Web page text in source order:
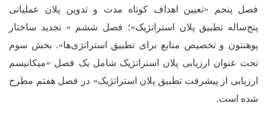
فصل پنجم «تعیین اهداف کوتاه مدت و تدوین پلان عملیاتی
پنج‌ساله تطبیق پلان استراتژیک»؛ فصل ششم « تجدید ساختار
پوهنتون و تخصیص منابع برای تطبیق استراتژی‌ها». بخش سوم
تحت عنوان ارزیابی پلان استراتژیک شامل یک فصل «میکانیسم
ارزیابی از پیشرفت تطبیق پلان استراتژیک» در فصل هفتم مطرح
شده است.